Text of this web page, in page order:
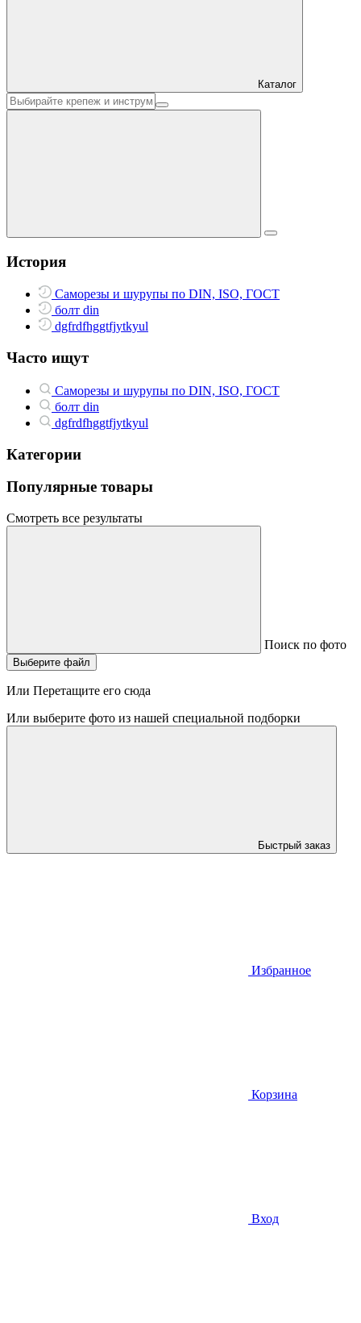
Каталог
История
Саморезы и шурупы по DIN, ISO, ГОСТ
болт din
dgfrdfhggtfjytkyul
Часто ищут
Саморезы и шурупы по DIN, ISO, ГОСТ
болт din
dgfrdfhggtfjytkyul
Категории
Популярные товары
Смотреть все результаты
Поиск по фото
Выберите файл
Или Перетащите его сюда
Или выберите фото из нашей специальной подборки
Быстрый заказ
Избранное
Корзина
Вход